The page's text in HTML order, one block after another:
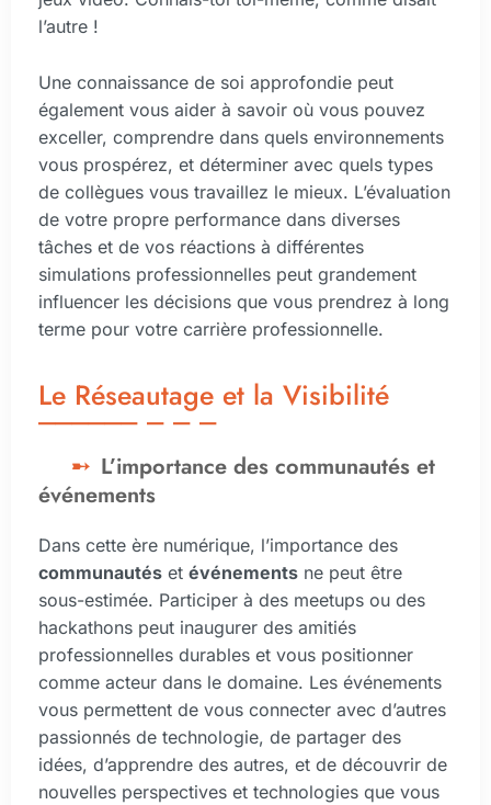
l’autre !
Une connaissance de soi approfondie peut
également vous aider à savoir où vous pouvez
exceller, comprendre dans quels environnements
vous prospérez, et déterminer avec quels types
de collègues vous travaillez le mieux. L’évaluation
de votre propre performance dans diverses
tâches et de vos réactions à différentes
simulations professionnelles peut grandement
influencer les décisions que vous prendrez à long
terme pour votre carrière professionnelle.
Le Réseautage et la Visibilité
L’importance des communautés et
événements
Dans cette ère numérique, l’importance des
communautés et événements ne peut être
sous-estimée. Participer à des meetups ou des
hackathons peut inaugurer des amitiés
professionnelles durables et vous positionner
comme acteur dans le domaine. Les événements
vous permettent de vous connecter avec d’autres
passionnés de technologie, de partager des
idées, d’apprendre des autres, et de découvrir de
nouvelles perspectives et technologies que vous